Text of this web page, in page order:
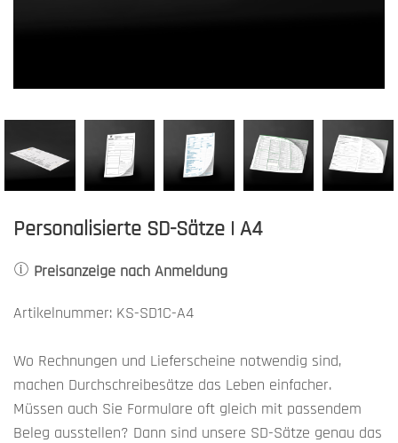
Personalisierte SD-Sätze | A4
Preisanzeige nach Anmeldung
Artikelnummer: KS-SD1C-A4
Wo Rechnungen und Lieferscheine notwendig sind,
machen Durchschreibesätze das Leben einfacher.
Müssen auch Sie Formulare oft gleich mit passendem
Beleg ausstellen? Dann sind unsere SD-Sätze genau das